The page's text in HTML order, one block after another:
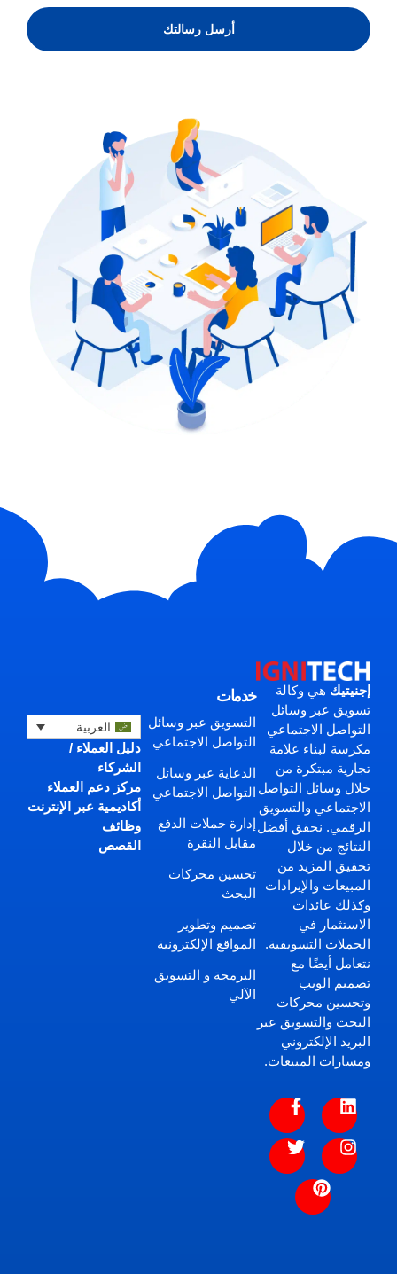
أرسل رسالتك
إجنيتيك هي وكالة
تسويق عبر وسائل
التواصل الاجتماعي
مكرسة لبناء علامة
تجارية مبتكرة من
خلال وسائل التواصل
الاجتماعي والتسويق
الرقمي. نحقق أفضل
النتائج من خلال
تحقيق المزيد من
المبيعات والإيرادات
وكذلك عائدات
الاستثمار في
الحملات التسويقية.
نتعامل أيضًا مع
تصميم الويب
وتحسين محركات
البحث والتسويق عبر
البريد الإلكتروني
ومسارات المبيعات.
خدمات
التسويق عبر وسائل
التواصل الاجتماعي
الدعاية عبر وسائل
التواصل الاجتماعي
إدارة حملات الدفع
مقابل النقرة
تحسين محركات
البحث
تصميم وتطوير
المواقع الإلكترونية
البرمجة و التسويق
الآلي
العربية
دليل العملاء /
الشركاء
مركز دعم العملاء
أكاديمية عبر الإنترنت
وظائف
القصص